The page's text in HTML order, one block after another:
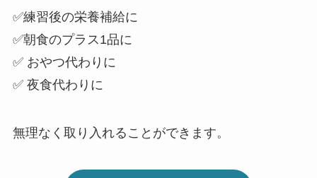
✅練習後の栄養補給に
✅朝食のプラス1品に
✅ おやつ代わりに
✅ 夜食代わりに
無理なく取り入れることができます。